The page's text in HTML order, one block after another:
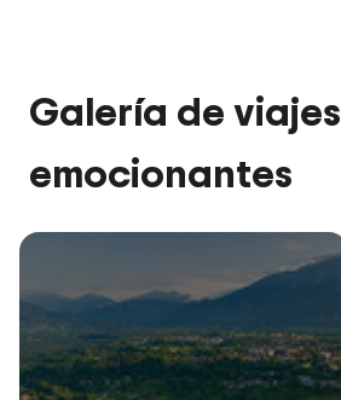
Galería de viajes
emocionantes